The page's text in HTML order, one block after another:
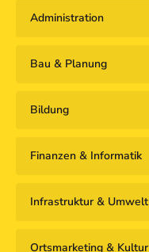
Administration
Bau & Planung
Bildung
Finanzen & Informatik
Infrastruktur & Umwelt
Ortsmarketing & Kultur